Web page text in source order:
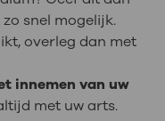
snel mogelijk.
overleg dan met
innemen van uw
met uw arts.